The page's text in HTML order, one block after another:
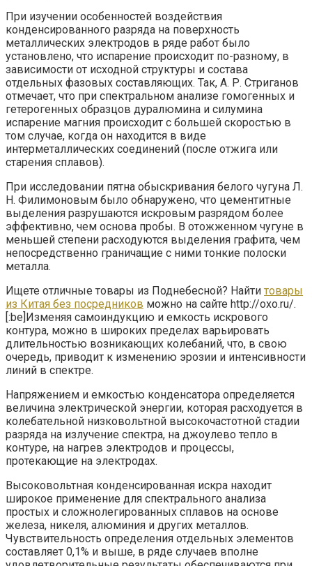
При изучении особенностей воздействия
конденсированного разряда на поверхность
металлических электродов в ряде работ было
установлено, что испарение происходит по-разному, в
зависимости от исходной структуры и состава
отдельных фазовых составляющих. Так, А. Р. Стриганов
отмечает, что при спектральном анализе гомогенных и
гетерогенных образцов дуралюмина и силумина
испарение магния происходит с большей скоростью в
том случае, когда он находится в виде
интерметаллических соединений (после отжига или
старения сплавов).
При исследовании пятна обыскривания белого чугуна Л.
Н. Филимоновым было обнаружено, что цементитные
выделения разрушаются искровым разрядом более
эффективно, чем основа пробы. В отожженном чугуне в
меньшей степени расходуются выделения графита, чем
непосредственно граничащие с ними тонкие полоски
металла.
Ищете отличные товары из Поднебесной? Найти товары
из Китая без посредников можно на сайте http://oxo.ru/.
[:be]Изменяя самоиндукцию и емкость искрового
контура, можно в широких пределах варьировать
длительностью возникающих колебаний, что, в свою
очередь, приводит к изменению эрозии и интенсивности
линий в спектре.
Напряжением и емкостью конденсатора определяется
величина электрической энергии, которая расходуется в
колебательной низковольтной высокочастотной стадии
разряда на излучение спектра, на джоулево тепло в
контуре, на нагрев электродов и процессы,
протекающие на электродах.
Высоковольтная конденсированная искра находит
широкое применение для спектрального анализа
простых и сложнолегированных сплавов на основе
железа, никеля, алюминия и других металлов.
Чувствительность определения отдельных элементов
составляет 0,1% и выше, в ряде случаев вполне